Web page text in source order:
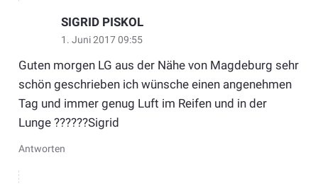
SIGRID PISKOL
1. Juni 2017 09:55
Guten morgen LG aus der Nähe von Magdeburg sehr
schön geschrieben ich wünsche einen angenehmen
Tag und immer genug Luft im Reifen und in der
Lunge ??????Sigrid
Antworten